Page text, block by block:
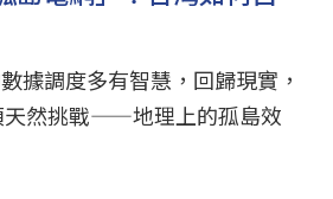
據調度多有智慧，回歸現實，
天然挑戰——地理上的孤島效